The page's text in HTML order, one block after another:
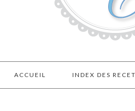
ACCUEIL INDEX DES